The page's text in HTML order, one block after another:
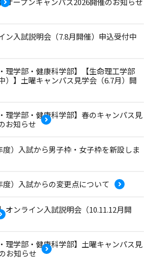
ン入試説明会（7.8月開催）申込受付中
理学部・健康科学部】【生命理工学部
）】土曜キャンパス見学会（6.7月）開
理学部・健康科学部】春のキャンパス見
お知らせ
度）入試から男子枠・女子枠を新設しま
度）入試からの変更点について
オンライン入試説明会（10.11.12月開
理学部・健康科学部】土曜キャンパス見
お知らせ